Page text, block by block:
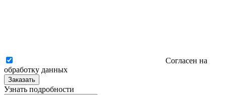
Согласен на
обработку данных
Заказать
Узнать подробности